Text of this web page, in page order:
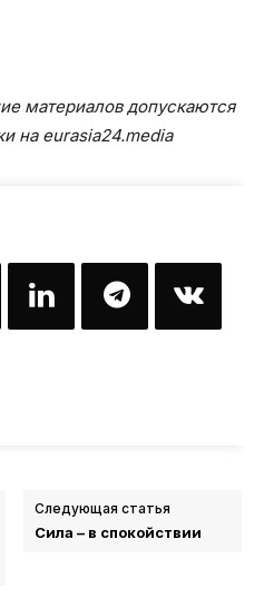
материалов допускаются
на eurasia24.media
Следующая статья
Сила – в спокойствии